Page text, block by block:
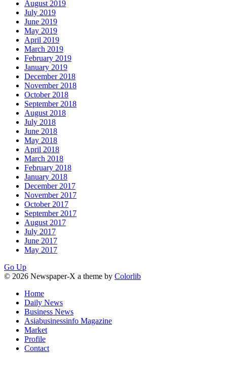
August 2019
July 2019
June 2019
May 2019
April 2019
March 2019
February 2019
January 2019
December 2018
November 2018
October 2018
September 2018
August 2018
July 2018
June 2018
May 2018
April 2018
March 2018
February 2018
January 2018
December 2017
November 2017
October 2017
September 2017
August 2017
July 2017
June 2017
May 2017
Go Up
© 2026 Newspaper-X a theme by Colorlib
Home
Daily News
Business News
Asiabusinessinfo Magazine
Market
Profile
Contact